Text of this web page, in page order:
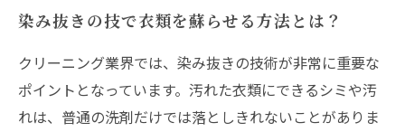
染み抜きの技で衣類を蘇らせる方法とは？
クリーニング業界では、染み抜きの技術が非常に重要な
ポイントとなっています。汚れた衣類にできるシミや汚
れは、普通の洗剤だけでは落としきれないことがありま